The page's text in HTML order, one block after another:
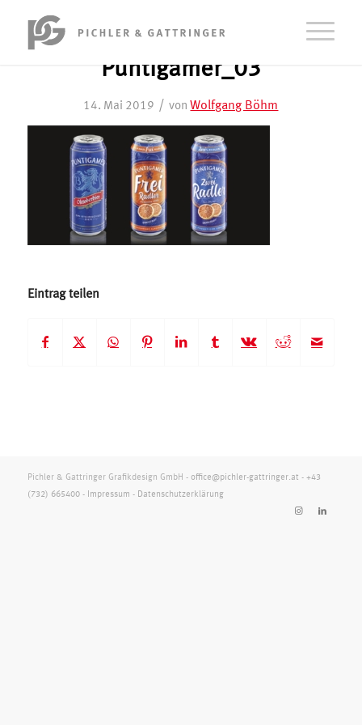
Puntigamer_03
14. Mai 2019 / von Wolfgang Böhm
Eintrag teilen
Pichler & Gattringer Grafikdesign GmbH - office@pichler-gattringer.at - +43
(732) 665400- Impressum - Datenschutzerklärung